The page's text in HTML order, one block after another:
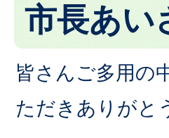
市長あい
皆さんご多用の
ただきありがと